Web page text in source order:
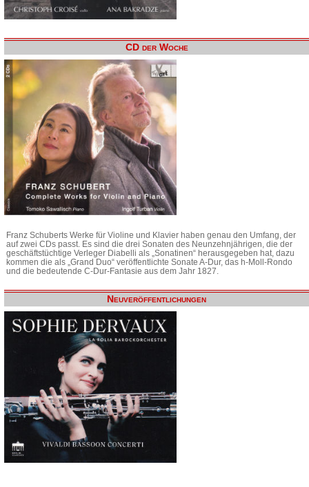
CD der Woche
Franz Schuberts Werke für Violine und Klavier haben genau den Umfang, der
auf zwei CDs passt. Es sind die drei Sonaten des Neunzehnjährigen, die der
geschäftstüchtige Verleger Diabelli als „Sonatinen“ herausgegeben hat, dazu
kommen die als „Grand Duo“ veröffentlichte Sonate A-Dur, das h-Moll-Rondo
und die bedeutende C-Dur-Fantasie aus dem Jahr 1827.
Neuveröffentlichungen